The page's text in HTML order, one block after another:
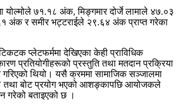
योल्मोले ७१.१८ अंक, मिङ्गमार दोर्जे लामाले ४७.०३
अंक र समीर भट्टराईले २९.६४ अंक प्राप्त गरेका
प्लेटफर्ममा देखिएका केही प्राविधिक
प्रतियोगीहरूको प्रस्तुति तथा मतदान प्रक्रिया
थियो। यसै क्रममा सामाजिक सञ्जालमा
तथा बोट प्रयोग भएको आशङ्कापछि आयोजकले
गरेको बताइएको छ ।